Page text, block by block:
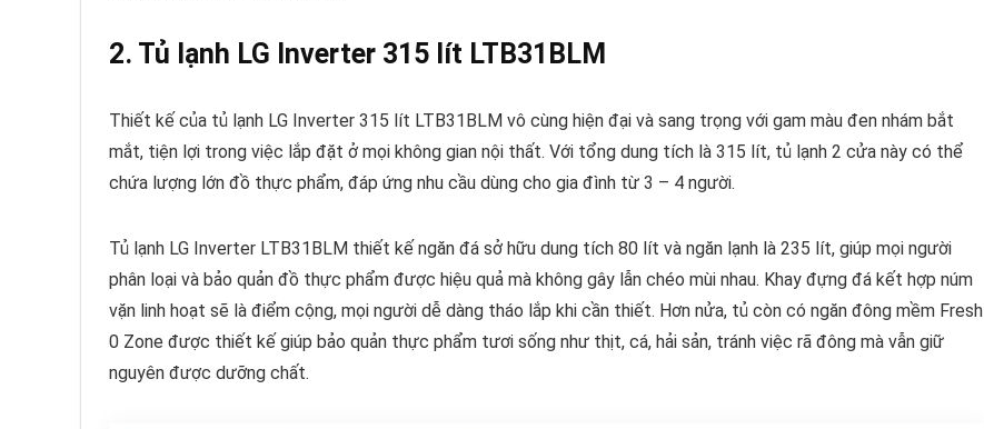
2. Tủ lạnh LG Inverter 315 lít LTB31BLM
Thiết kế của tủ lạnh LG Inverter 315 lít LTB31BLM vô cùng hiện đại và sang trọng với gam màu đen nhám bắt
mắt, tiện lợi trong việc lắp đặt ở mọi không gian nội thất. Với tổng dung tích là 315 lít, tủ lạnh 2 cửa này có thể
chứa lượng lớn đồ thực phẩm, đáp ứng nhu cầu dùng cho gia đình từ 3 – 4 người.
Tủ lạnh LG Inverter LTB31BLM thiết kế ngăn đá sở hữu dung tích 80 lít và ngăn lạnh là 235 lít, giúp mọi người
phân loại và bảo quản đồ thực phẩm được hiệu quả mà không gây lẫn chéo mùi nhau. Khay đựng đá kết hợp núm
vặn linh hoạt sẽ là điểm cộng, mọi người dễ dàng tháo lắp khi cần thiết. Hơn nửa, tủ còn có ngăn đông mềm Fresh
0 Zone được thiết kế giúp bảo quản thực phẩm tươi sống như thịt, cá, hải sản, tránh việc rã đông mà vẫn giữ
nguyên được dưỡng chất.